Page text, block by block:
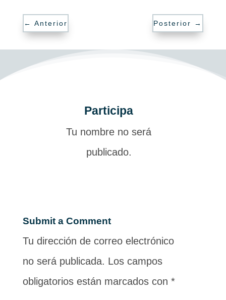
← Anterior Posterior →
Participa
Tu nombre no será
publicado.
Submit a Comment
Tu dirección de correo electrónico
no será publicada. Los campos
obligatorios están marcados con *